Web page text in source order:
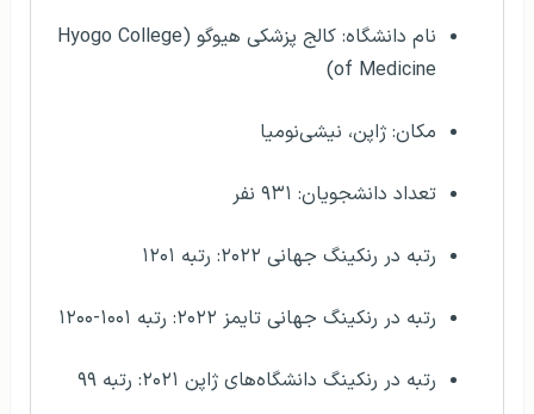
نام دانشگاه: کالج پزشکی هیوگو (Hyogo College
of Medicine)
مکان: ژاپن، نیشی‌نومیا
تعداد دانشجویان: ۹۳۱ نفر
رتبه در رنکینگ جهانی ۲۰۲۲: رتبه ۱۲۰۱
رتبه در رنکینگ جهانی تایمز ۲۰۲۲: رتبه ۱۰۰۱-۱۲۰۰
رتبه در رنکینگ دانشگاه‌های ژاپن ۲۰۲۱: رتبه ۹۹